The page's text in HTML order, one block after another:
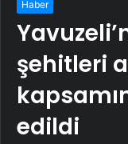
Haber
şehitleri
edildi